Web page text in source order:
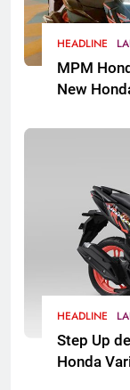
HEADLINE
MPM
New
HEADLINE
Step Up
Honda